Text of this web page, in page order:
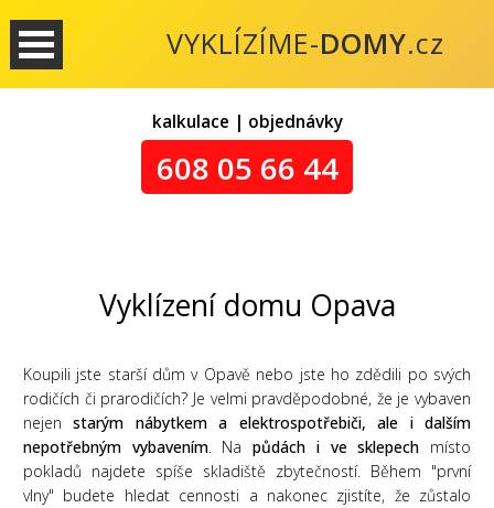
VYKLÍZÍME-DOMY.cz
kalkulace | objednávky
608 05 66 44
Vyklízení domu Opava
Koupili jste starší dům v Opavě nebo jste ho zdědili po svých
rodičích či prarodičích? Je velmi pravděpodobné, že je vybaven
nejenstarým nábytkem a elektrospotřebiči, ale i dalším
nepotřebným vybavením. Napůdách i ve sklepech místo
pokladů najdete spíše skladiště zbytečností. Během "první
vlny" budete hledat cennosti a nakonec zjistíte, že zůstalo